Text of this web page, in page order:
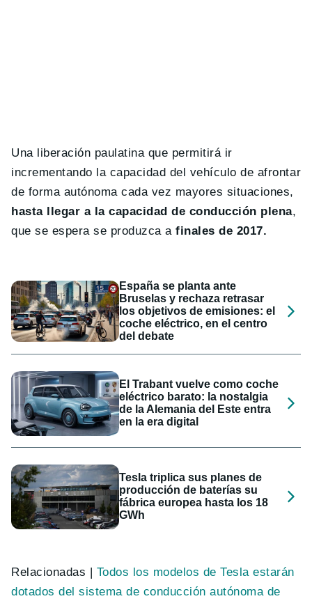
Una liberación paulatina que permitirá ir
incrementando la capacidad del vehículo de afrontar
de forma autónoma cada vez mayores situaciones,
hasta llegar a la capacidad de conducción plena,
que se espera se produzca afinales de 2017.
España se planta ante
Bruselas y rechaza retrasar
los objetivos de emisiones: el
coche eléctrico, en el centro
del debate
El Trabant vuelve como coche
eléctrico barato: la nostalgia
de la Alemania del Este entra
en la era digital
Tesla triplica sus planes de
producción de baterías su
fábrica europea hasta los 18
GWh
Relacionadas | Todos los modelos de Tesla estarán
dotados del sistema de conducción autónoma de